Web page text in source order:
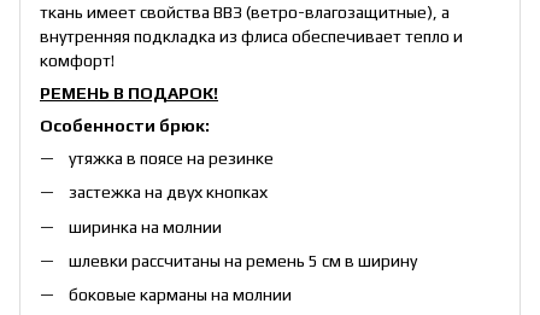
ткань имеет свойства ВВЗ (ветро-влагозащитные), а
внутренняя подкладка из флиса обеспечивает тепло и
комфорт!
РЕМЕНЬ В ПОДАРОК!
Особенности брюк:
утяжка в поясе на резинке
застежка на двух кнопках
ширинка на молнии
шлевки рассчитаны на ремень 5 см в ширину
боковые карманы на молнии